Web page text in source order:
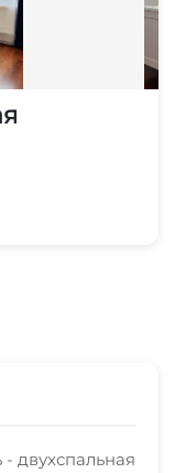
двухспальная